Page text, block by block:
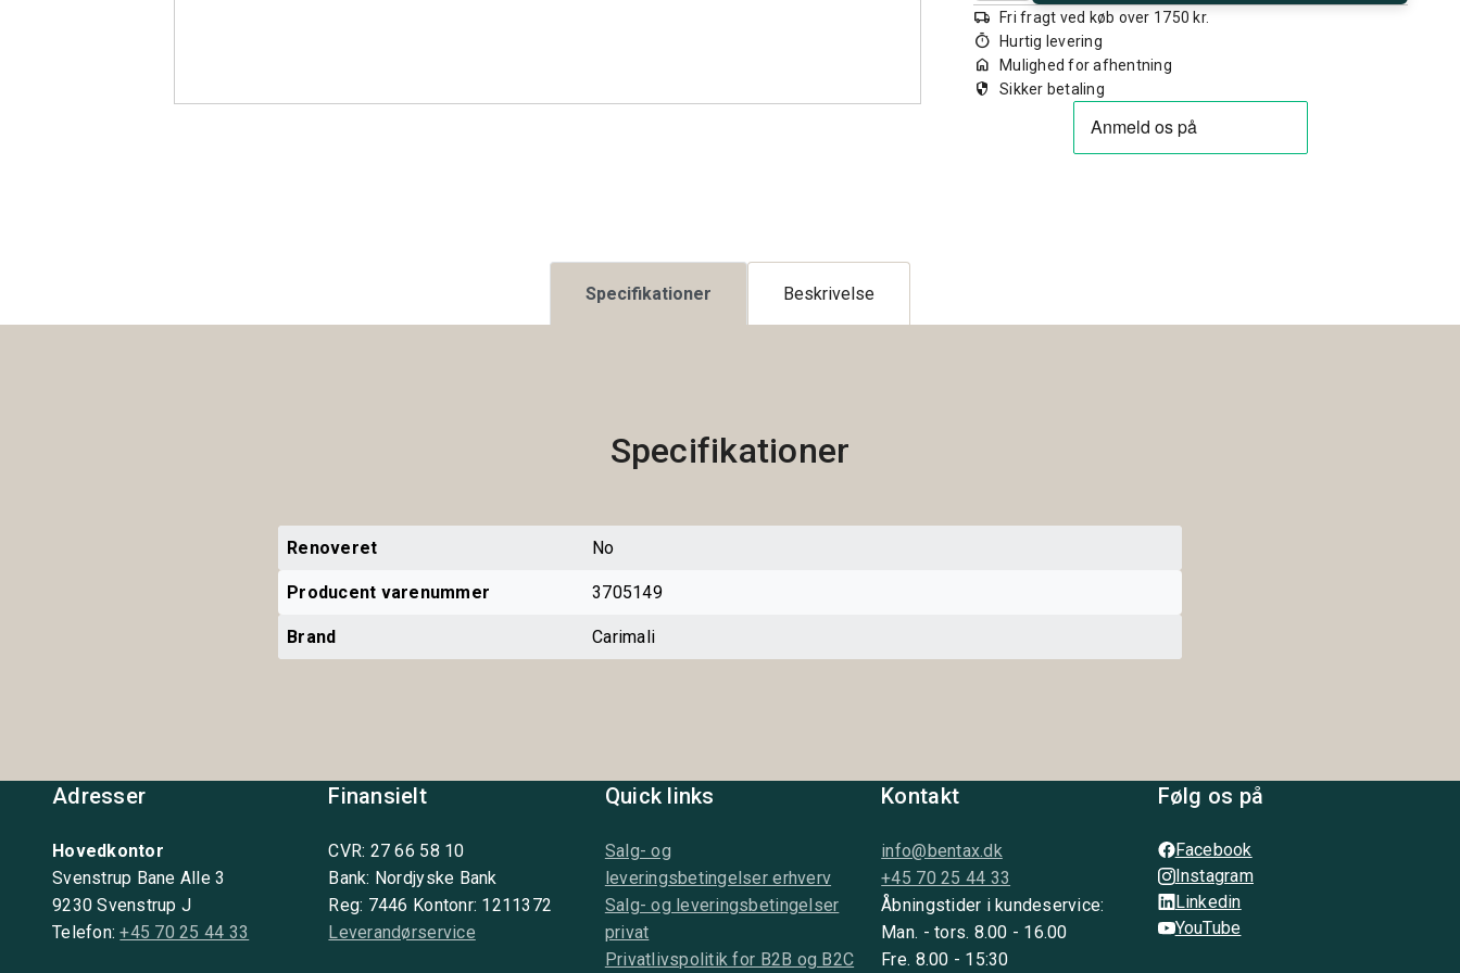
local_shipping Fri fragt ved køb over 1750 kr.
timer Hurtig levering
home Mulighed for afhentning
security Sikker betaling
Specifikationer Beskrivelse
Specifikationer
Renoveret No
Producent varenummer 3705149
Brand Carimali
Adresser
Hovedkontor
Svenstrup Bane Alle 3
9230 Svenstrup J
Telefon:+45 70 25 44 33
Finansielt
CVR: 27 66 58 10
Bank: Nordjyske Bank
Reg: 7446 Kontonr: 1211372
Leverandørservice
Quick links
Salg- og
leveringsbetingelser erhverv
Salg- og leveringsbetingelser
privat
Privatlivspolitik for B2B og B2C
Kontakt
info@bentax.dk
+45 70 25 44 33
Åbningstider i kundeservice:
Man. - tors. 8.00 - 16.00
Fre. 8.00 - 15:30
Følg os på
Facebook
Instagram
Linkedin
YouTube